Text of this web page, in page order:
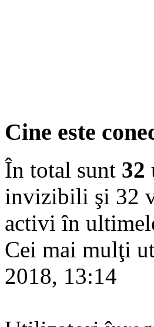
Cine este
În total sunt 32
invizibili şi 32
activi în
Cei mai mulţi
2018, 13:14